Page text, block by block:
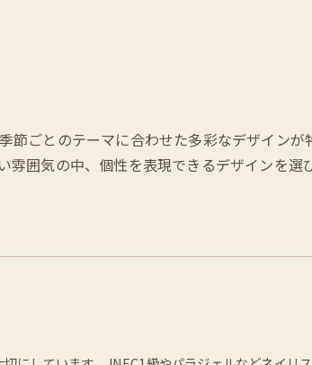
ごとのテーマに合わせた多彩なデザインが
囲気の中、個性を表現できるデザインを選